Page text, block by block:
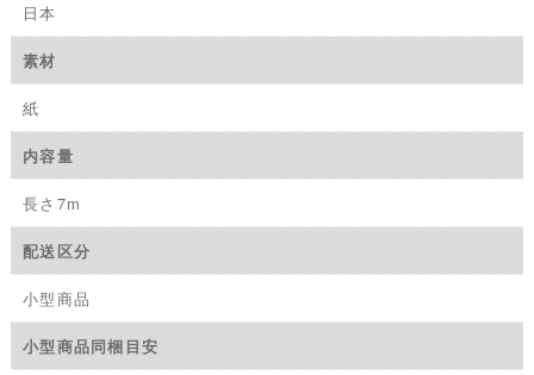
コ
ン
コ
ン
ブ
ル
（concombre）
マ
ス
キ
ン
グ
テ
ー
プ
個
日本
素材
紙
内容量
長さ7m
配送区分
小型商品
小型商品同梱目安